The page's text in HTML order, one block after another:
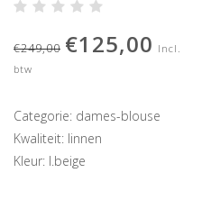
€249,00 €125,00 Incl.
btw
Categorie: dames-blouse
Kwaliteit: linnen
Kleur: l.beige